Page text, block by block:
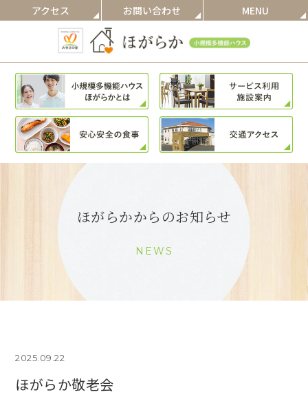
アクセス お問い合わせ MENU
ほがらかからのお知らせ
NEWS
2025.09.22
ほがらか敬老会